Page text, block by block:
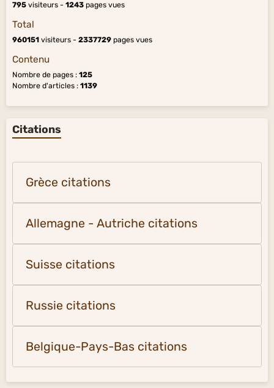
795 visiteurs - 1243 pages vues
Total
960151 visiteurs - 2337729 pages vues
Contenu
Nombre de pages : 125
Nombre d'articles : 1139
Citations
Grèce citations
Allemagne - Autriche citations
Suisse citations
Russie citations
Belgique-Pays-Bas citations